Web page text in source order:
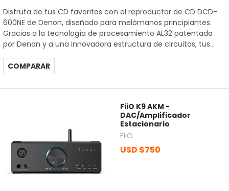
Disfruta de tus CD favoritos con el reproductor de CD DCD-
600NE de Denon, diseñado para melómanos principiantes.
Gracias a la tecnología de procesamiento AL32 patentada
por Denon y a una innovadora estructura de circuitos, tus...
COMPARAR
FiiO K9 AKM -
DAC/Amplificador
Estacionario
FiiO
USD $750